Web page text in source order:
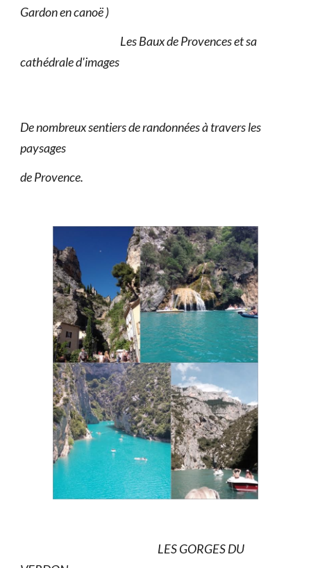
Gardon en canoë )
Les Baux de Provences et sa
cathédrale d'images
De nombreux sentiers de randonnées à travers les
paysages
de Provence.
LES GORGES DU